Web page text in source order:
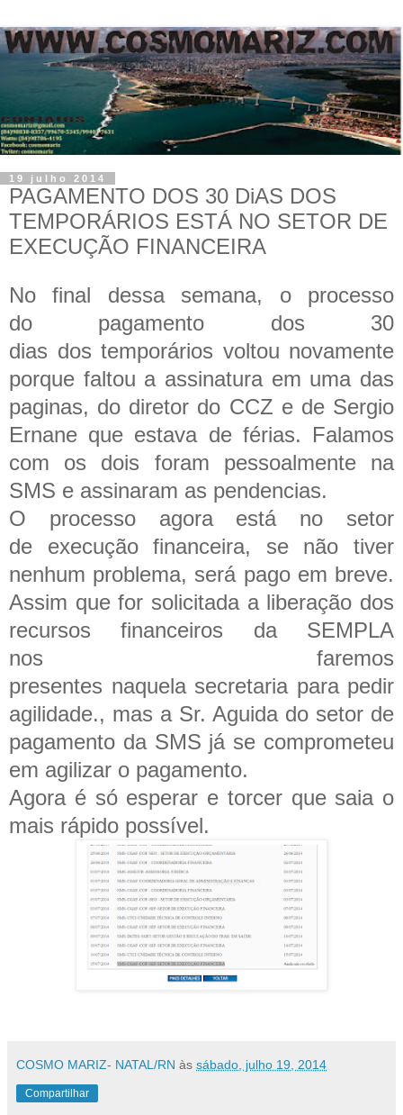
19 julho 2014
PAGAMENTO DOS 30 DiAS DOS
TEMPORÁRIOS ESTÁ NO SETOR DE
EXECUÇÃO FINANCEIRA
No final dessa semana, o processo
do pagamento dos 30
dias dos temporários voltou novamente
porque faltou a assinatura em uma das
paginas, do diretor do CCZ e de Sergio
Ernane que estava de férias. Falamos
com os dois foram pessoalmente na
SMS e assinaram as pendencias.
O processo agora está no setor
de execução financeira, se não tiver
nenhum problema, será pago em breve.
Assim que for solicitada a liberação dos
recursos financeiros da SEMPLA
nos faremos
presentes naquela secretaria para pedir
agilidade., mas a Sr. Aguida do setor de
pagamento da SMS já se comprometeu
em agilizar o pagamento.
Agora é só esperar e torcer que saia o
mais rápido possível.
COSMO MARIZ- NATAL/RN às sábado, julho 19, 2014
Compartilhar